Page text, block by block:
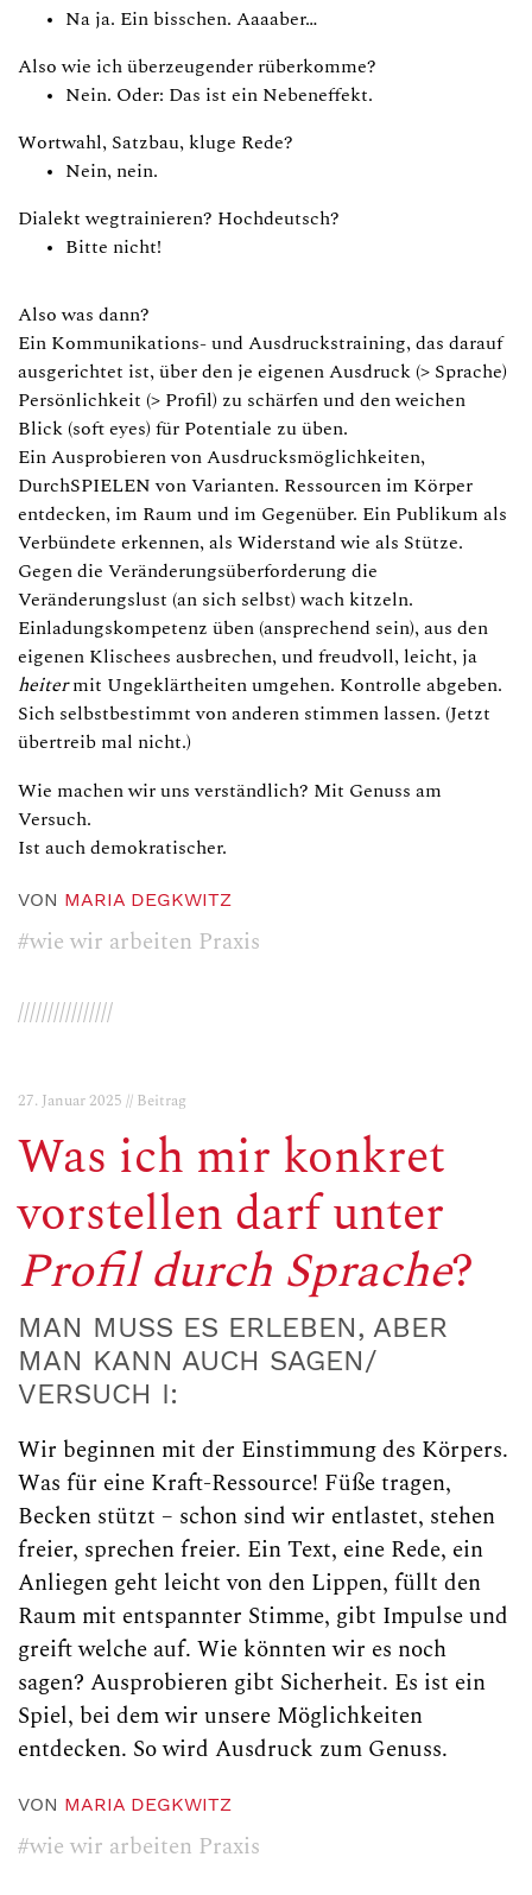
Na ja. Ein bisschen. Aaaaber…
Also wie ich überzeugender rüberkomme?
Nein. Oder: Das ist ein Nebeneffekt.
Wortwahl, Satzbau, kluge Rede?
Nein, nein.
Dialekt wegtrainieren? Hochdeutsch?
Bitte nicht!
Also was dann?
Ein Kommunikations- und Ausdruckstraining, das darauf
ausgerichtet ist, über den je eigenen Ausdruck (> Sprache)
Persönlichkeit (> Profil) zu schärfen und den weichen
Blick (soft eyes) für Potentiale zu üben.
Ein Ausprobieren von Ausdrucksmöglichkeiten,
DurchSPIELEN von Varianten. Ressourcen im Körper
entdecken, im Raum und im Gegenüber. Ein Publikum als
Verbündete erkennen, als Widerstand wie als Stütze.
Gegen die Veränderungsüberforderung die
Veränderungslust (an sich selbst) wach kitzeln.
Einladungskompetenz üben (ansprechend sein), aus den
eigenen Klischees ausbrechen, und freudvoll, leicht, ja
heitermit Ungeklärtheiten umgehen. Kontrolle abgeben.
Sich selbstbestimmt von anderen stimmen lassen. (Jetzt
übertreib mal nicht.)
Wie machen wir uns verständlich? Mit Genuss am
Versuch.
Ist auch demokratischer.
VON MARIA DEGKWITZ
#wie wir arbeiten Praxis
////////////////
27. Januar 2025 // Beitrag
Was ich mir konkret
vorstellen darf unter
Profil durch Sprache?
MAN MUSS ES ERLEBEN, ABER
MAN KANN AUCH SAGEN/
VERSUCH I:
Wir beginnen mit der Einstimmung des Körpers.
Was für eine Kraft-Ressource! Füße tragen,
Becken stützt – schon sind wir entlastet, stehen
freier, sprechen freier. Ein Text, eine Rede, ein
Anliegen geht leicht von den Lippen, füllt den
Raum mit entspannter Stimme, gibt Impulse und
greift welche auf. Wie könnten wir es noch
sagen? Ausprobieren gibt Sicherheit. Es ist ein
Spiel, bei dem wir unsere Möglichkeiten
entdecken. So wird Ausdruck zum Genuss.
VON MARIA DEGKWITZ
#wie wir arbeiten Praxis